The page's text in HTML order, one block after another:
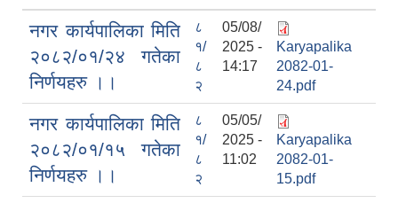
नगर कार्यपालिका मिति
२०८२/०१/२४ गतेका
निर्णयहरु ।।
८
१/
८
२
05/08/
2025 -
14:17
Karyapalika
2082-01-
24.pdf
नगर कार्यपालिका मिति
२०८२/०१/१५ गतेका
निर्णयहरु ।।
८
१/
८
२
05/05/
2025 -
11:02
Karyapalika
2082-01-
15.pdf